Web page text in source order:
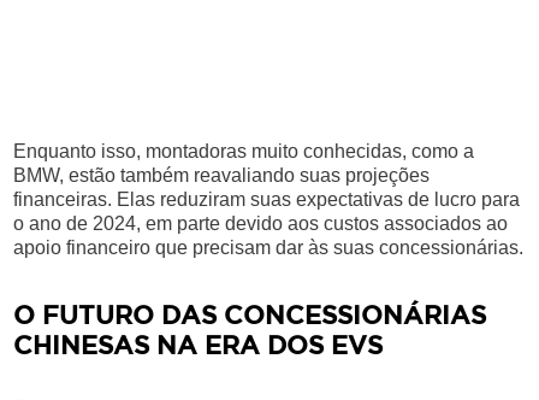
Enquanto isso, montadoras muito conhecidas, como a
BMW, estão também reavaliando suas projeções
financeiras. Elas reduziram suas expectativas de lucro para
o ano de 2024, em parte devido aos custos associados ao
apoio financeiro que precisam dar às suas concessionárias.
O FUTURO DAS CONCESSIONÁRIAS
CHINESAS NA ERA DOS EVS